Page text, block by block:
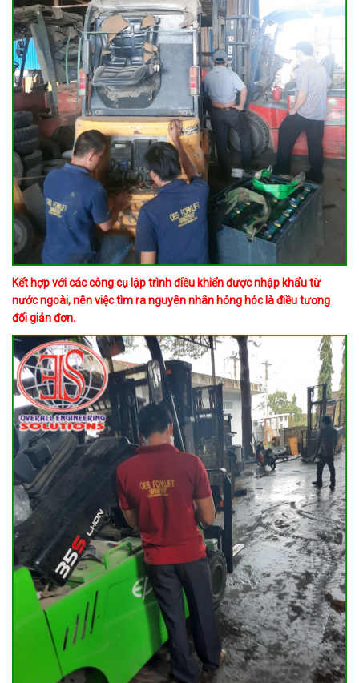
​​​​​​Kết hợp với các công cụ lập trình điều khiển được nhập khẩu từ
nước ngoài, nên việc tìm ra nguyên nhân hỏng hóc là điều tương
đối giản đơn.